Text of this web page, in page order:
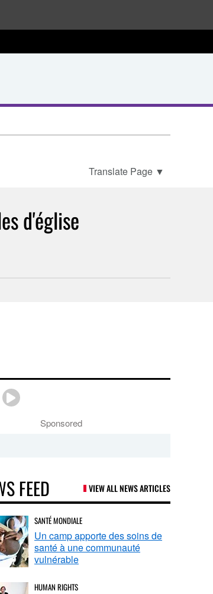
Translate Page ▼
d'église
Sponsored
FEED VIEW ALL NEWS ARTICLES
SANTÉ MONDIALE
Un camp apporte des soins de
santé à une communauté
vulnérable
HUMAN RIGHTS